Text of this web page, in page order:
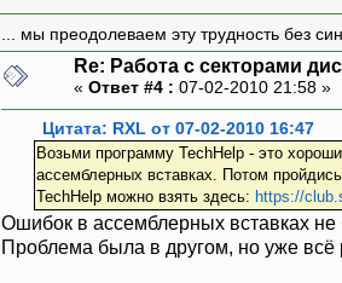
mov al,sek
mov ch,dor
mov cl,0x1
mov dh,st1
mov dl,disc
int 13h
}
//getchar();
puts("scital");
getchar();
... мы преодолеваем эту трудность без
Re: Работа с секторами
« Ответ #4 : 07-02-2010 21:58 »
Цитата: RXL от 07-02-2010 16:47
Возьми программу TechHelp - это
ассемблерных вставках. Потом
TechHelp можно взять здесь: https://
Ошибок в ассемблерных вставках
Проблема была в другом, но уже всё